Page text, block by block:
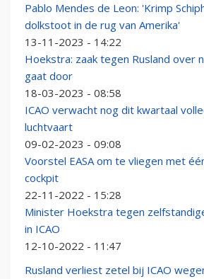
Pablo Mendes de Leon: 'Krimp
dolkstoot in de rug van Amerika'
13-11-2023 - 14:22
Hoekstra: zaak tegen Rusland over
gaat door
18-03-2023 - 08:58
ICAO verwacht nog dit kwartaal
luchtvaart
09-02-2023 - 09:08
Voorstel EASA om te vliegen met
cockpit
22-11-2022 - 15:28
Minister Hoekstra tegen
in ICAO
12-10-2022 - 11:47
Rusland verliest zetel bij ICAO